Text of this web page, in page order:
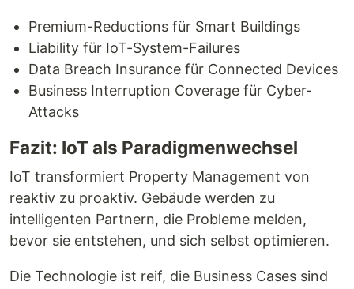
Premium-Reductions für Smart Buildings
Liability für IoT-System-Failures
Data Breach Insurance für Connected Devices
Business Interruption Coverage für Cyber-
Attacks
Fazit: IoT als Paradigmenwechsel
IoT transformiert Property Management von
reaktiv zu proaktiv. Gebäude werden zu
intelligenten Partnern, die Probleme melden,
bevor sie entstehen, und sich selbst optimieren.
Die Technologie ist reif, die Business Cases sind